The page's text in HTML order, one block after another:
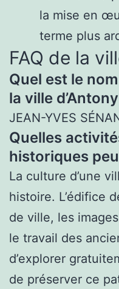
la mise en
terme plus
FAQ de la
Quel est le
la ville
JEAN-YVES
Quelles
historiques
La culture d’une
histoire. L’édifice
de ville, les
le travail des
d’explorer
de préserver ce